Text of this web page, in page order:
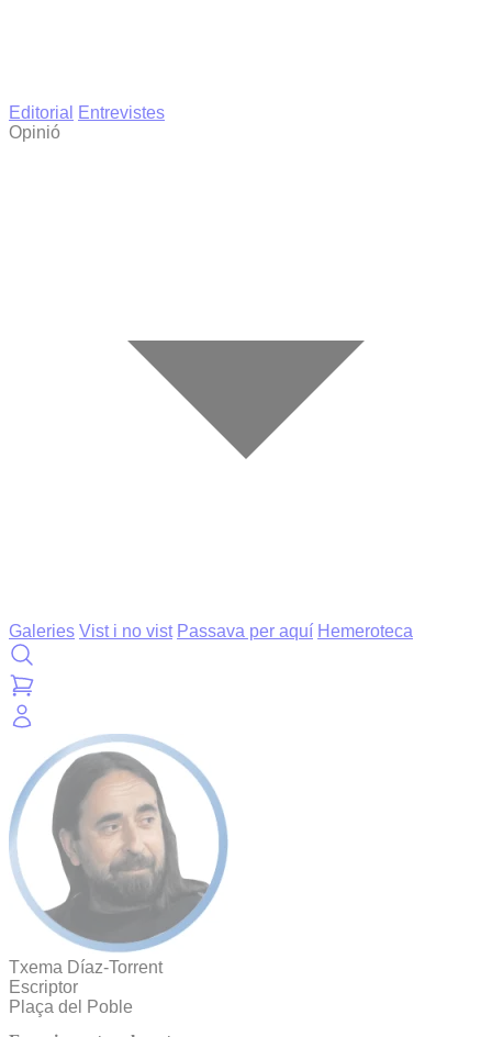
Editorial
Entrevistes
Opinió
Galeries Vist i no vist Passava per aquí Hemeroteca
Txema Díaz-Torrent
Escriptor
Plaça del Poble